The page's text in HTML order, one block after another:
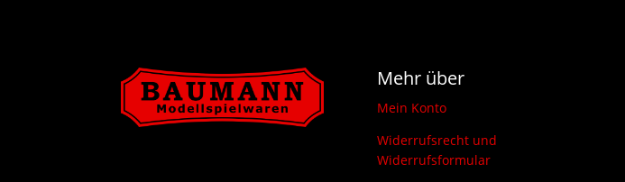
Mehr über
Mein Konto
Widerrufsrecht und
Widerrufsformular